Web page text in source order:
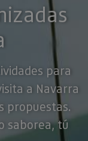
para
a Navarra
propuestas.
saborea, tú